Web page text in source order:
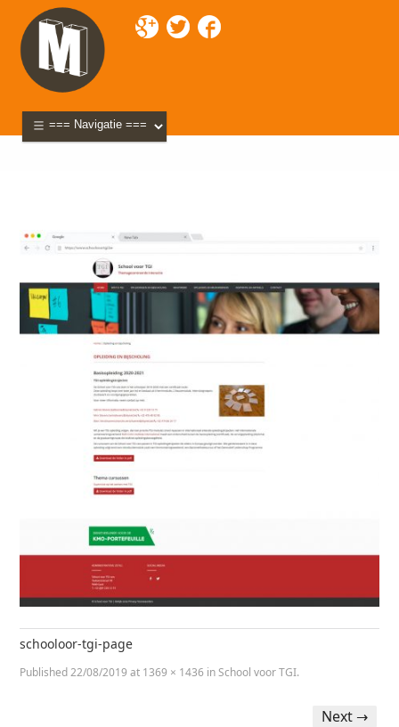
schooloor-tgi-page
Published22/08/2019 at 1369 × 1436 inSchool voor TGI.
Next →